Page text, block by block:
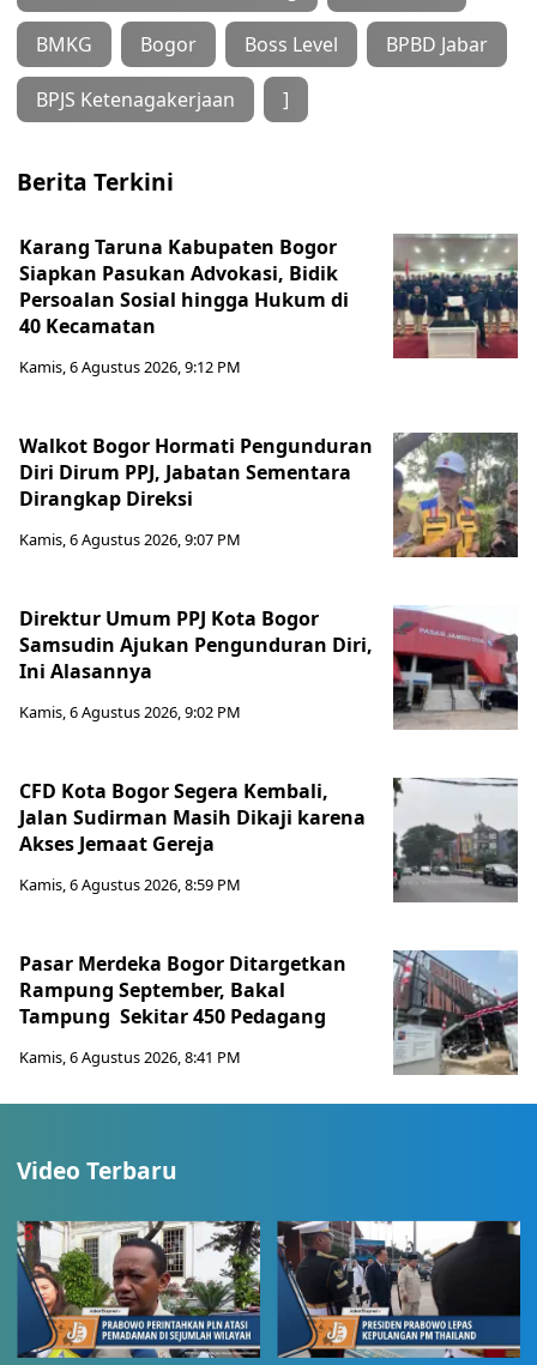
BMKG Bogor Boss Level BPBD Jabar
BPJS Ketenagakerjaan ]
Berita Terkini
Karang Taruna Kabupaten Bogor
Siapkan Pasukan Advokasi, Bidik
Persoalan Sosial hingga Hukum di
40 Kecamatan
Kamis, 6 Agustus 2026, 9:12 PM
Walkot Bogor Hormati Pengunduran
Diri Dirum PPJ, Jabatan Sementara
Dirangkap Direksi
Kamis, 6 Agustus 2026, 9:07 PM
Direktur Umum PPJ Kota Bogor
Samsudin Ajukan Pengunduran Diri,
Ini Alasannya
Kamis, 6 Agustus 2026, 9:02 PM
CFD Kota Bogor Segera Kembali,
Jalan Sudirman Masih Dikaji karena
Akses Jemaat Gereja
Kamis, 6 Agustus 2026, 8:59 PM
Pasar Merdeka Bogor Ditargetkan
Rampung September, Bakal
Tampung Sekitar 450 Pedagang
Kamis, 6 Agustus 2026, 8:41 PM
Video Terbaru